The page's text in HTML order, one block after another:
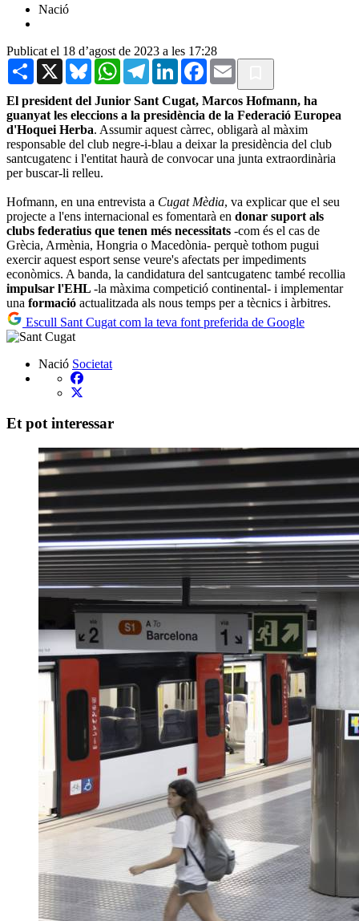
Nació
Publicat el 18 d’agost de 2023 a les 17:28
Share X BlueskyWhatsAppTelegramLinkedInFacebook
Email
El president del Junior Sant Cugat, Marcos Hofmann, ha
guanyat les eleccions a la presidència de la Federació Europea
d'Hoquei Herba. Assumir aquest càrrec, obligarà al màxim
responsable del club negre-i-blau a deixar la presidència del club
santcugatenc i l'entitat haurà de convocar una junta extraordinària
per buscar-li relleu.
Hofmann, en una entrevista a Cugat Mèdia, va explicar que el seu
projecte a l'ens internacional es fomentarà en donar suport als
clubs federatius que tenen més necessitats -com és el cas de
Grècia, Armènia, Hongria o Macedònia- perquè tothom pugui
exercir aquest esport sense veure's afectats per impediments
econòmics. A banda, la candidatura del santcugatenc també recollia
impulsar l'EHL -la màxima competició continental- i implementar
una formació actualitzada als nous temps per a tècnics i àrbitres.
Escull Sant Cugat com la teva font preferida de Google
Nació Societat
Et pot interessar